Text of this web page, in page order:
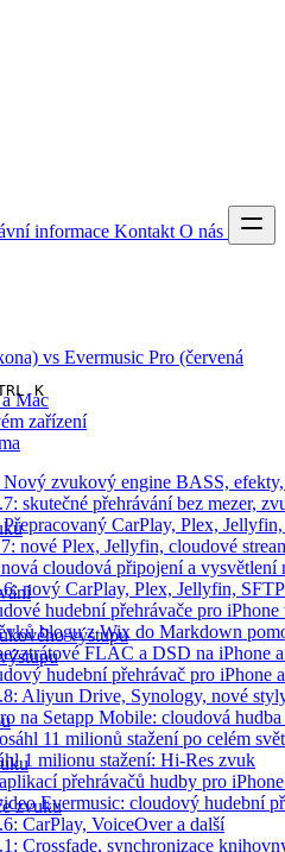
informace Kontakt O nás
K
zvukový engine BASS,
skutečné přehrávání bez mezer,
CarPlay, Plex,
nové Plex, Jellyfin, cloudové
cloudová připojení a vysvětlení
nový CarPlay, Plex, Jellyfin,
hudební přehrávače pro iPhone
blogu z Wix do Markdown
FLAC a DSD na iPhone
hudební přehrávač pro iPhone
Aliyun Drive, Synology, nové
na Setapp Mobile: cloudová
11 milionů stažení po celém
1 milionu stažení: Hi-Res zvuk
přehrávačů hudby pro
Evermusic: cloudový hudební
CarPlay, VoiceOver a další
Crossfade, synchronizace
vs Evermusic Pro (červená
Mac
zařízení
výstupu
zvuku